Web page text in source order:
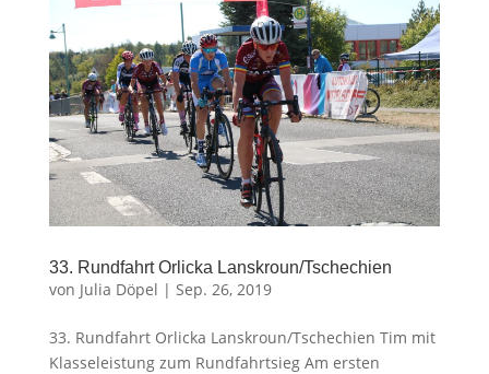
33. Rundfahrt Orlicka Lanskroun/Tschechien
von Julia Döpel | Sep. 26, 2019
33. Rundfahrt Orlicka Lanskroun/Tschechien Tim mit
Klasseleistung zum Rundfahrtsieg Am ersten